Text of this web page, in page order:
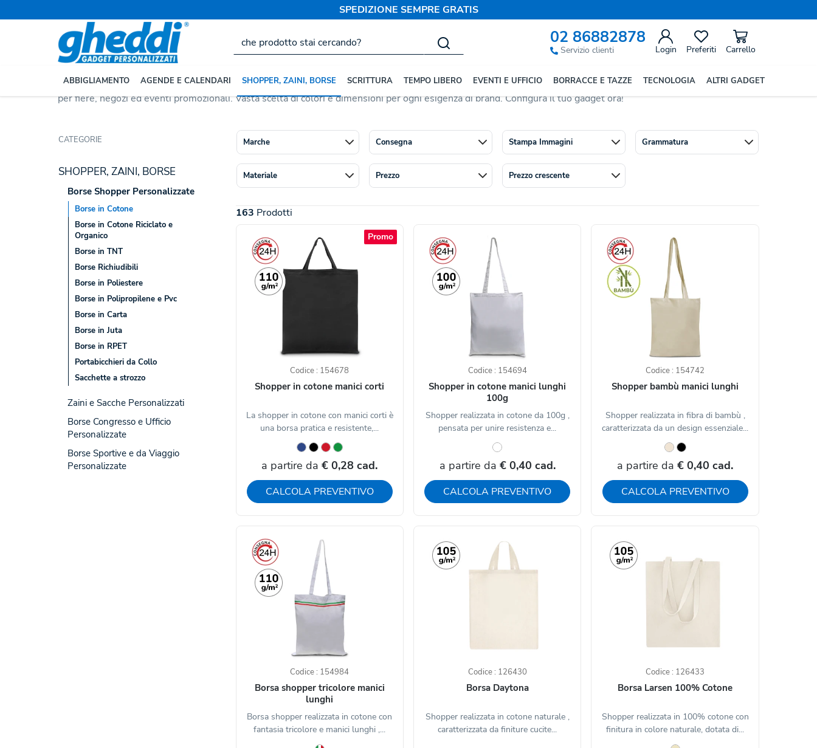
SPEDIZIONE SEMPRE GRATIS
02 86882878
Servizio clienti Login Preferiti Carrello
ABBIGLIAMENTO AGENDE E CALENDARI SHOPPER, ZAINI, BORSE SCRITTURA TEMPO LIBERO EVENTI E UFFICIO BORRACCE E TAZZE TECNOLOGIA ALTRI GADGET
Borse in Cotone
Borse Shopper Cotone Personalizzate
leggeri alle tele più robuste, con svariati formati tra manici lunghi e corti. Perfette come tote bag, shopper o borse per la spesa, si personalizzano con il tuo logo
per fiere, negozi ed eventi promozionali. Vasta scelta di colori e dimensioni per ogni esigenza di brand. Configura il tuo gadget ora!
CATEGORIE
SHOPPER, ZAINI, BORSE
Borse Shopper Personalizzate
Borse in Cotone
Borse in Cotone Riciclato e
Organico
Borse in TNT
Borse Richiudibili
Borse in Poliestere
Borse in Polipropilene e Pvc
Borse in Carta
Borse in Juta
Borse in RPET
Portabicchieri da Collo
Sacchette a strozzo
Zaini e Sacche Personalizzati
Borse Congresso e Ufficio
Personalizzate
Borse Sportive e da Viaggio
Personalizzate
Marche Consegna Stampa Immagini Grammatura
Materiale Prezzo Prezzo crescente
163 Prodotti
Promo
Codice : 154678
Shopper in cotone manici corti
La shopper in cotone con manici corti è
una borsa pratica e resistente,...
a partire da € 0,28 cad.
CALCOLA PREVENTIVO
Codice : 154694
Shopper in cotone manici lunghi
100g
Shopper realizzata in cotone da 100g ,
pensata per unire resistenza e...
a partire da € 0,40 cad.
CALCOLA PREVENTIVO
Codice : 154742
Shopper bambù manici lunghi
Shopper realizzata in fibra di bambù ,
caratterizzata da un design essenziale...
a partire da € 0,40 cad.
CALCOLA PREVENTIVO
Codice : 154984
Borsa shopper tricolore manici
lunghi
Borsa shopper realizzata in cotone con
fantasia tricolore e manici lunghi ,...
Codice : 126430
Borsa Daytona
Shopper realizzata in cotone naturale ,
caratterizzata da finiture cucite...
Codice : 126433
Borsa Larsen 100% Cotone
Shopper realizzata in 100% cotone con
finitura in colore naturale, dotata di...